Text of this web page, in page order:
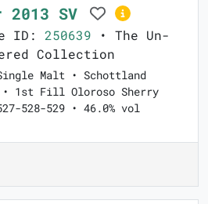
2013 SV
ID: 250639 • The Un-
Collection
Malt • Schottland
• 1st Fill Oloroso Sherry
528-529 • 46.0% vol